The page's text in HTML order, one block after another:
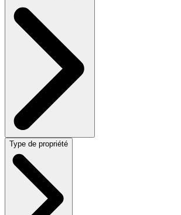
Type de propriété